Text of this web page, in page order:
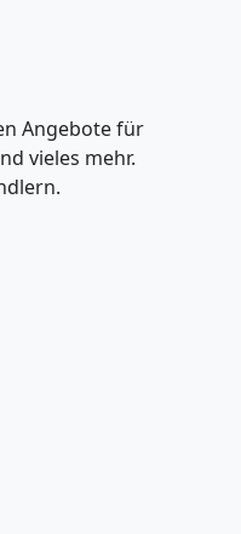
Angebote für
vieles mehr.